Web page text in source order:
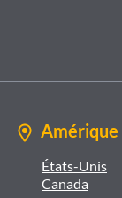
Amérique
États-Unis
Canada